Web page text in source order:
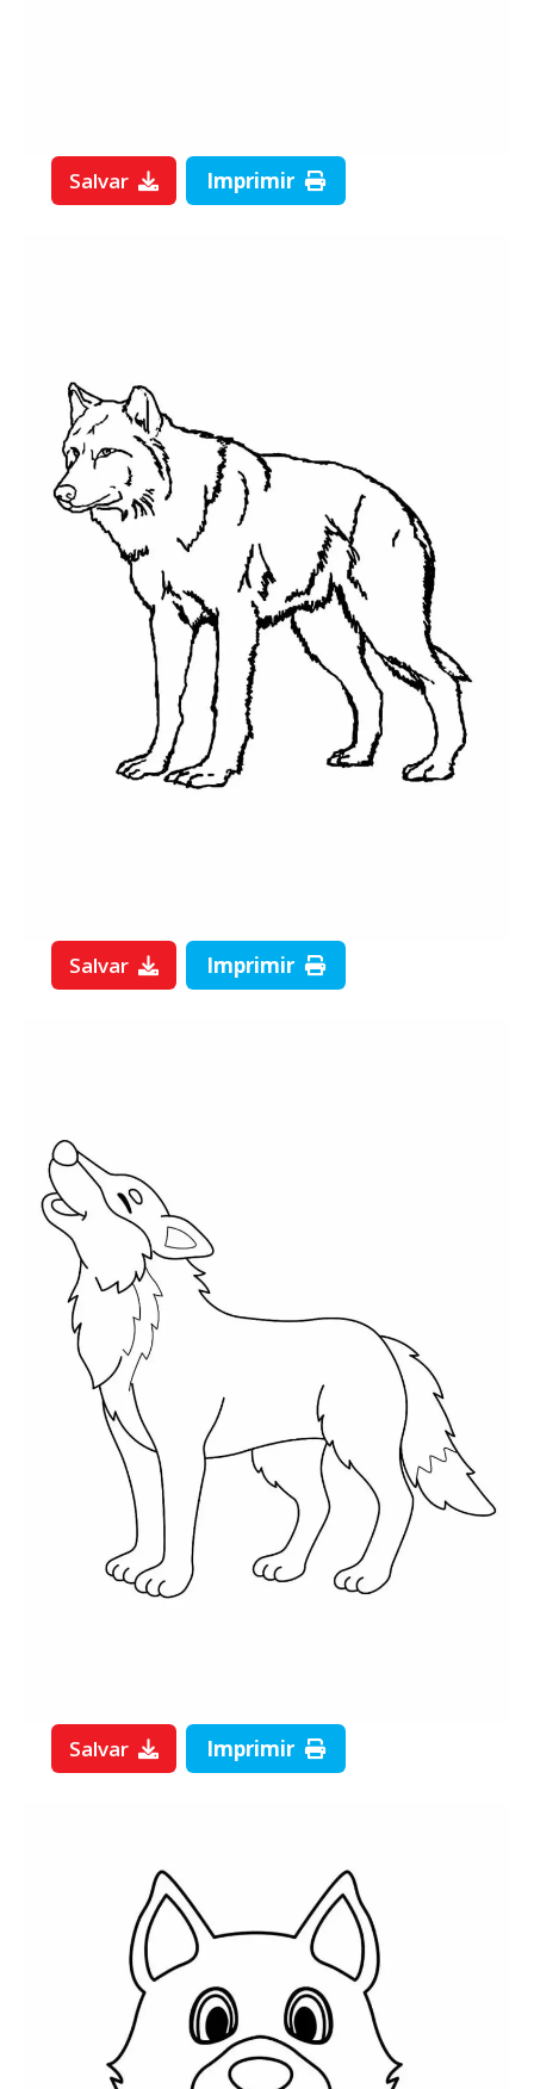
Salvar Imprimir
Salvar Imprimir
Salvar Imprimir